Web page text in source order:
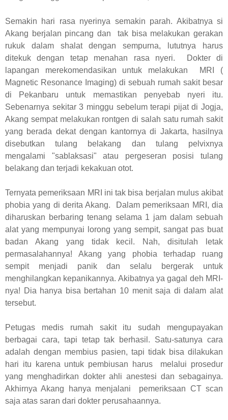
Semakin hari rasa nyerinya semakin parah. Akibatnya si
Akang berjalan pincang dan tak bisa melakukan gerakan
rukuk dalam shalat dengan sempurna, lututnya harus
ditekuk dengan tetap menahan rasa nyeri. Dokter di
lapangan merekomendasikan untuk melakukan MRI (
Magnetic Resonance Imaging) di sebuah rumah sakit besar
di Pekanbaru untuk memastikan penyebab nyeri itu.
Sebenarnya sekitar 3 minggu sebelum terapi pijat di Jogja,
Akang sempat melakukan rontgen di salah satu rumah sakit
yang berada dekat dengan kantornya di Jakarta, hasilnya
disebutkan tulang belakang dan tulang pelvixnya
mengalami "sablaksasi" atau pergeseran posisi tulang
belakang dan terjadi kekakuan otot.
Ternyata pemeriksaan MRI ini tak bisa berjalan mulus akibat
phobia yang di derita Akang. Dalam pemeriksaan MRI, dia
diharuskan berbaring tenang selama 1 jam dalam sebuah
alat yang mempunyai lorong yang sempit, sangat pas buat
badan Akang yang tidak kecil. Nah, disitulah letak
permasalahannya! Akang yang phobia terhadap ruang
sempit menjadi panik dan selalu bergerak untuk
menghilangkan kepanikannya. Akibatnya ya gagal deh MRI-
nya! Dia hanya bisa bertahan 10 menit saja di dalam alat
tersebut.
Petugas medis rumah sakit itu sudah mengupayakan
berbagai cara, tapi tetap tak berhasil. Satu-satunya cara
adalah dengan membius pasien, tapi tidak bisa dilakukan
hari itu karena untuk pembiusan harus melalui prosedur
yang menghadirkan dokter ahli anestesi dan sebagainya.
Akhirnya Akang hanya menjalani pemeriksaan CT scan
saja atas saran dari dokter perusahaannya.